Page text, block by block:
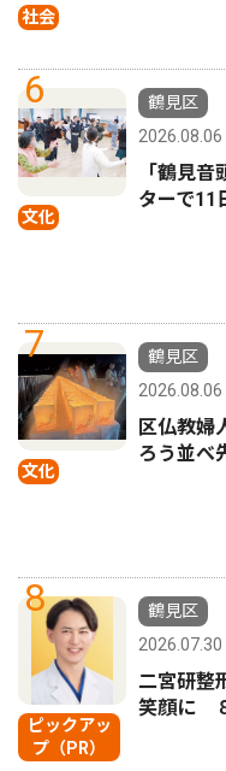
社会
6
文化
鶴見区
2026.08.06
「鶴見
ターで11
7
文化
鶴見区
2026.08.06
区仏教
ろう並べ
8
ピックアッ
プ（PR）
鶴見区
2026.07.30
二宮研整
笑顔に